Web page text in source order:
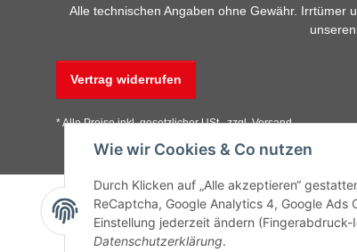
Wie wir Cookies & Co nutzen
Durch Klicken auf „Alle akzeptieren“
ReCaptcha, Google Analytics 4, Google
Einstellung jederzeit ändern
Datenschutzerklärung.
Alle technischen Angaben ohne Gewähr. Irrtümer
Vertrag widerrufen
* Alle Preise inkl. gesetzlicher USt., zzgl.Versand